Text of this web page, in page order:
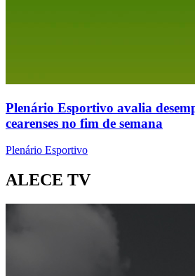
Plenário Esportivo avalia
cearenses no fim de semana
Plenário Esportivo
ALECE TV